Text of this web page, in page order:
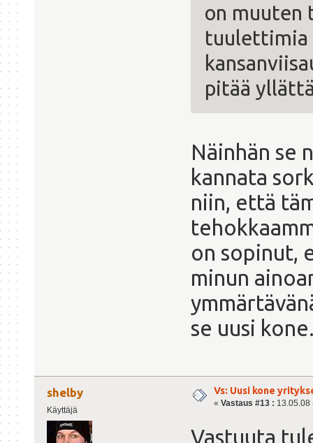
on muuten
tuulettimia
pitää
Näinhän se
kannata
niin, että
on sopinut,
minun
se uusi
shelby
Käyttäjä
Vs: Uusi kone
« Vastaus #13 : 13.05.08
Vastuuta